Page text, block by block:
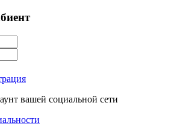
вашей социальной сети